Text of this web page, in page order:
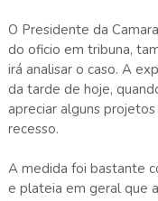
O Presidente da
do oficio em tribuna,
irá analisar o caso. A
da tarde de hoje,
apreciar alguns
recesso.
A medida foi bastante
e plateia em geral que